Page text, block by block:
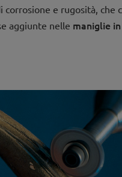
corrosione e rugosità,
aggiunte nelle maniglie